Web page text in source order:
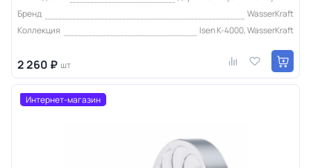
Бренд
WasserKraft
Коллекция
Isen K-4000, WasserKraft
2 260 ₽ шт
Интернет-магазин